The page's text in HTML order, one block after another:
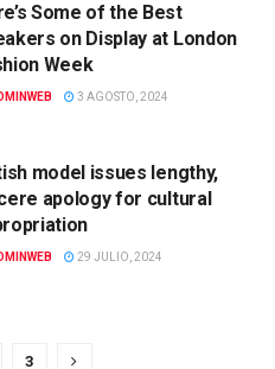
Some of the Best
on Display at London
Week
3 AGOSTO, 2024
model issues lengthy,
apology for cultural
29 JULIO, 2024
3